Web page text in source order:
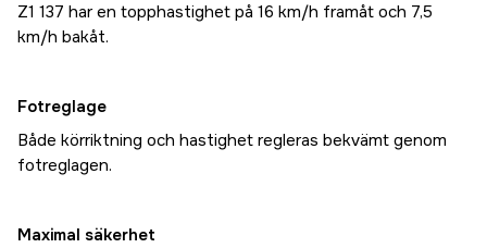
Z1 137 har en topphastighet på 16 km/h framåt och 7,5
km/h bakåt.
Fotreglage
Både körriktning och hastighet regleras bekvämt genom
fotreglagen.
Maximal säkerhet